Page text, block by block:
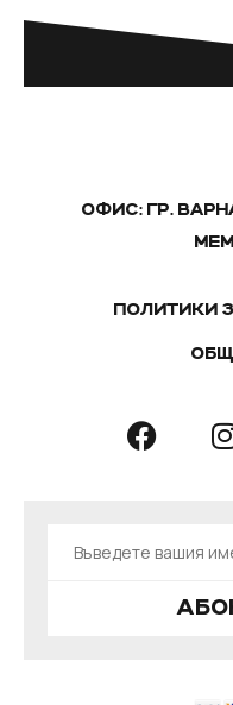
ОФИС: ГР.
ПОЛИТИКИ